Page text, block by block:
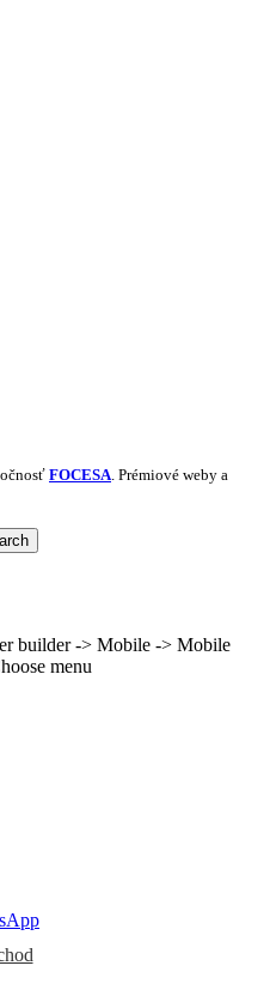
FOCESA. Prémiové weby a
builder -> Mobile -> Mobile
menu